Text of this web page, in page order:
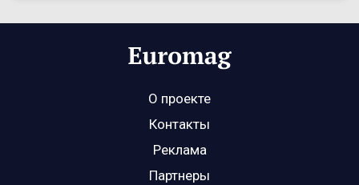
О проекте
Контакты
Реклама
Партнеры